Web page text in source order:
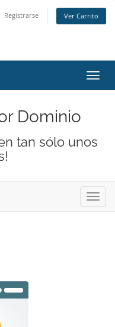
Registrarse Ver Carrito
Dominio
tan sólo unos